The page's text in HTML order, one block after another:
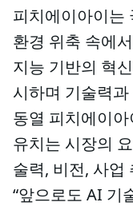
피치에이아이는
환경 위축 속에
지능 기반의 혁
시하며 기술력
동열 피치에이
유치는 시장의
술력, 비전, 사업
“앞으로도 AI 기